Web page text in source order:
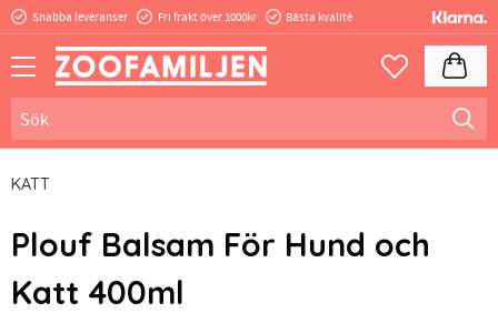
Snabba leveranser Fri frakt över 1000kr Bästa kvalité
Favoriter
KATT
Plouf Balsam För Hund och
Katt 400ml